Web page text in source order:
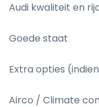
Audi kwaliteit en
Goede staat
Extra opties
Airco / Climate